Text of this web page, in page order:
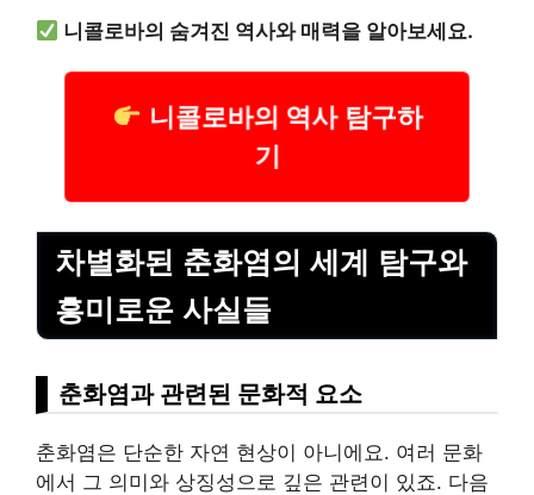
니콜로바의 숨겨진 역사와 매력을 알아보세요.
니콜로바의 역사 탐구하
기
차별화된 춘화염의 세계 탐구와
흥미로운 사실들
춘화염과 관련된 문화적 요소
춘화염은 단순한 자연 현상이 아니에요. 여러 문화
에서 그 의미와 상징성으로 깊은 관련이 있죠. 다음